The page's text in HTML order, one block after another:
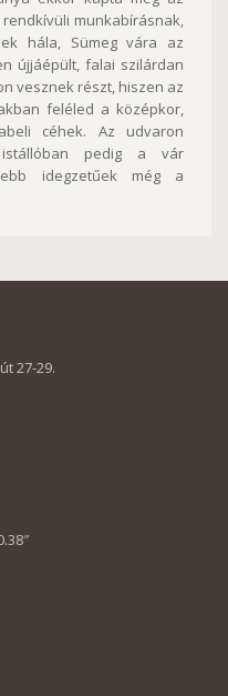
munkabírásnak,
hála, Sümeg vára az
újjáépült, falai szilárdan
vesznek részt, hiszen az
feléled a középkor,
céhek. Az udvaron
istállóban pedig a vár
idegzetűek még a
27-29.